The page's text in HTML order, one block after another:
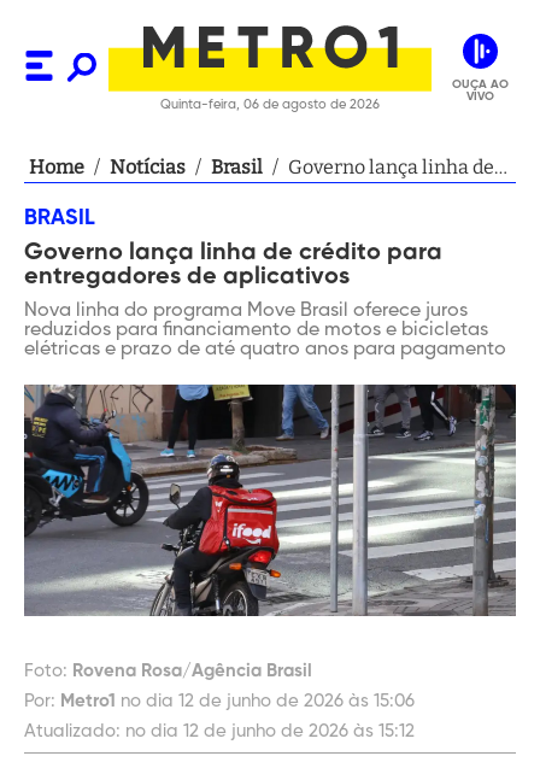
Quinta-feira, 06 de agosto de 2026
OUÇA AO
VIVO
Home / Notícias / Brasil / Governo lança linha de
aplicativos
BRASIL
Governo lança linha de crédito para
entregadores de aplicativos
Nova linha do programa Move Brasil oferece juros
reduzidos para financiamento de motos e bicicletas
elétricas e prazo de até quatro anos para pagamento
Foto: Rovena Rosa/Agência Brasil
Por: Metro1 no dia 12 de junho de 2026 às 15:06
Atualizado: no dia 12 de junho de 2026 às 15:12